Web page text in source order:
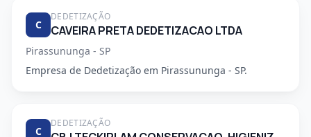
C
DEDETIZAÇÃO
CAVEIRA PRETA DEDETIZACAO LTDA
Pirassununga - SP
Empresa de Dedetização em Pirassununga - SP.
C
DEDETIZAÇÃO